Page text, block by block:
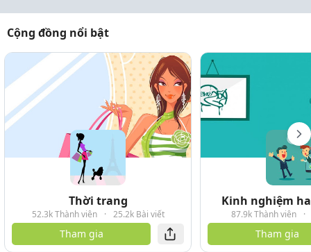
Cộng đồng nổi bật
Thời trang
52.3k Thành viên · 25.2k Bài viết
Tham gia
Kinh nghiệm
87.9k Thành viên ·
Tham gia